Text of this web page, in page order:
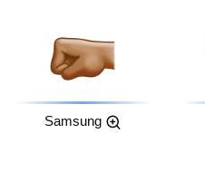
Samsung